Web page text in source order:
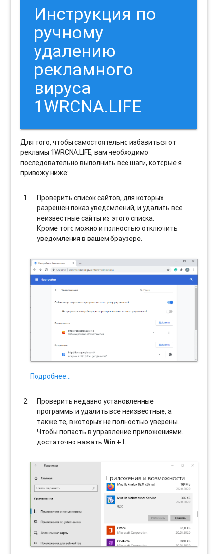
Инструкция по
ручному
удалению
рекламного
вируса
1WRCNA.LIFE
Для того, чтобы самостоятельно избавиться от
рекламы 1WRCNA.LIFE, вам необходимо
последовательно выполнить все шаги, которые я
привожу ниже:
Проверить список сайтов, для которых
разрешен показ уведомлений, и удалить все
неизвестные сайты из этого списка.
Кроме того можно и полностью отключить
уведомления в вашем браузере.
Подробнее…
Проверить недавно установленные
программы и удалить все неизвестные, а
также те, в которых не полностью уверены.
Чтобы попасть в управление приложениями,
достаточно нажатьWin + I.